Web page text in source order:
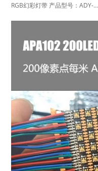
RGB幻彩灯带 产品型号：ADY-…